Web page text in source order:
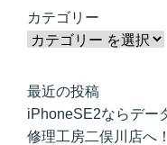
カテゴリー
最近の投稿
iPhoneSE2ならデー
修理工房二俣川店へ！